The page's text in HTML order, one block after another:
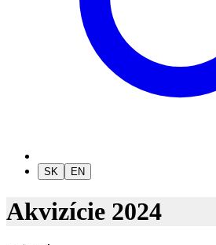
SK EN
Akvizície 2024